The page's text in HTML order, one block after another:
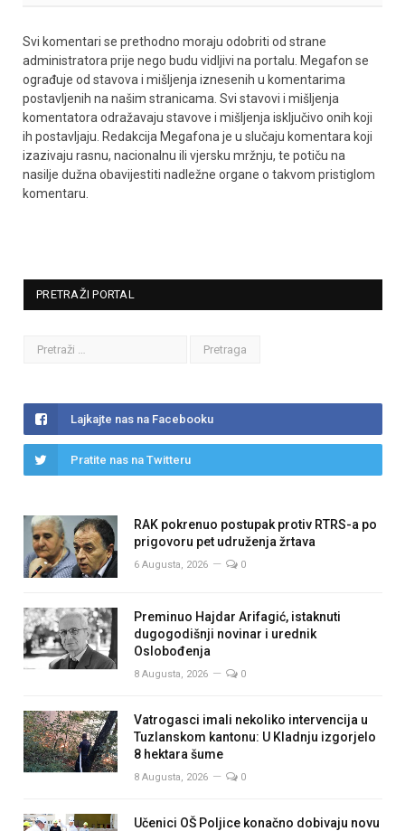
Svi komentari se prethodno moraju odobriti od strane
administratora prije nego budu vidljivi na portalu. Megafon se
ograđuje od stavova i mišljenja iznesenih u komentarima
postavljenih na našim stranicama. Svi stavovi i mišljenja
komentatora odražavaju stavove i mišljenja isključivo onih koji
ih postavljaju. Redakcija Megafona je u slučaju komentara koji
izazivaju rasnu, nacionalnu ili vjersku mržnju, te potiču na
nasilje dužna obavijestiti nadležne organe o takvom pristiglom
komentaru.
PRETRAŽI PORTAL
Lajkajte nas na Facebooku
Pratite nas na Twitteru
RAK pokrenuo postupak protiv RTRS-a po
prigovoru pet udruženja žrtava
6 Augusta, 2026 0
Preminuo Hajdar Arifagić, istaknuti
dugogodišnji novinar i urednik
Oslobođenja
8 Augusta, 2026 0
Vatrogasci imali nekoliko intervencija u
Tuzlanskom kantonu: U Kladnju izgorjelo
8 hektara šume
8 Augusta, 2026 0
Učenici OŠ Poljice konačno dobivaju novu